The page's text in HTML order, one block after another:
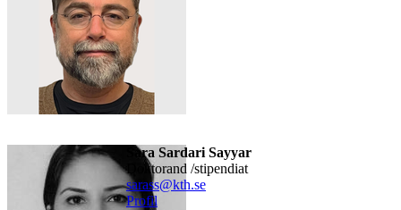
Sara Sardari Sayyar
doktorand /stipendiat
sarass@kth.se
Profil